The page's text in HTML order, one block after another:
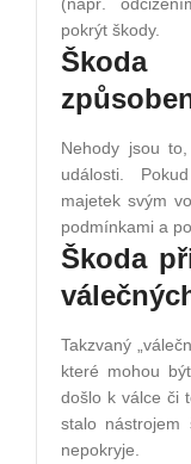
pokrýt škody.
Nehody jsou
události.
majetek svým
podmínkami a
Škoda
Takzvaný
které mohou
došlo k válce či
stalo nástrojem
nepokryje.